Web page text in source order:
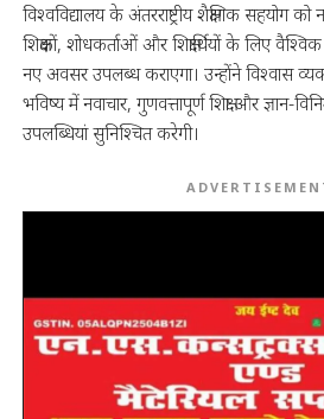
विश्वविद्यालय के अंतरराष्ट्रीय शैक्षणिक सहयोग को
शिक्षकों, शोधकर्ताओं और शिक्षार्थियों के लिए
नए अवसर उपलब्ध कराएगा। उन्होंने विश्वास
भविष्य में नवाचार, गुणवत्तापूर्ण शिक्षा और ज्ञान-
उपलब्धियां सुनिश्चित करेगी।